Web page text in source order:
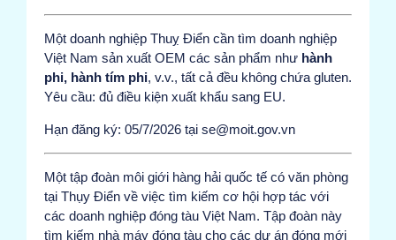
Một doanh nghiệp Thuỵ Điển cần tìm doanh nghiệp
Việt Nam sản xuất OEM các sản phẩm như hành
phi, hành tím phi, v.v., tất cả đều không chứa gluten.
Yêu cầu: đủ điều kiện xuất khẩu sang EU.
Hạn đăng ký: 05/7/2026 tại se@moit.gov.vn
Một tập đoàn môi giới hàng hải quốc tế có văn phòng
tại Thụy Điển về việc tìm kiếm cơ hội hợp tác với
các doanh nghiệp đóng tàu Việt Nam. Tập đoàn này
tìm kiếm nhà máy đóng tàu cho các dự án đóng mới